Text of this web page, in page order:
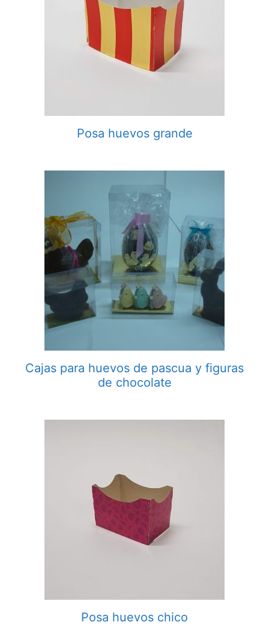
Posa huevos grande
Cajas para huevos de pascua y figuras
de chocolate
Posa huevos chico